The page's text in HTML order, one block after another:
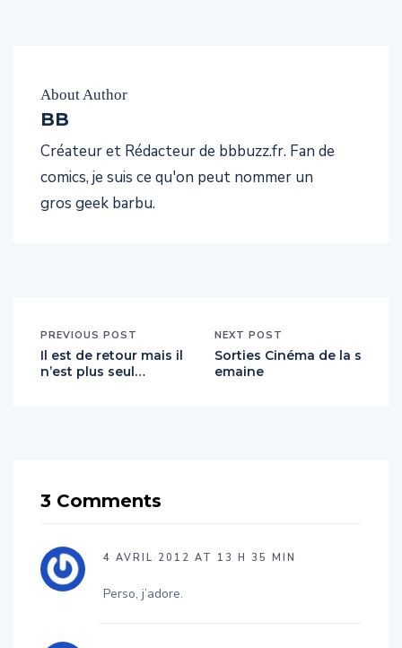
About Author
BB
Créateur et Rédacteur de bbbuzz.fr. Fan de
comics, je suis ce qu'on peut nommer un
gros geek barbu.
PREVIOUS POST
Il est de retour mais il
n’est plus seul…
NEXT POST
Sorties Cinéma de la s
emaine
3 Comments
4 AVRIL 2012 AT 13 H 35 MIN
Perso, j’adore.